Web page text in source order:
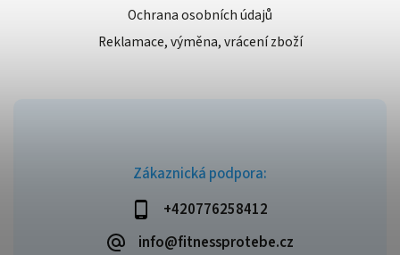
Zákaznická podpora:
+420776258412
info@fitnessprotebe.cz
Ochrana osobních údajů
Reklamace, výměna, vrácení zboží